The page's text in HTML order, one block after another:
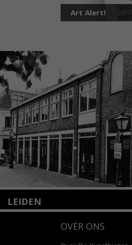
Art Alert!
LEIDEN
OVER ONS